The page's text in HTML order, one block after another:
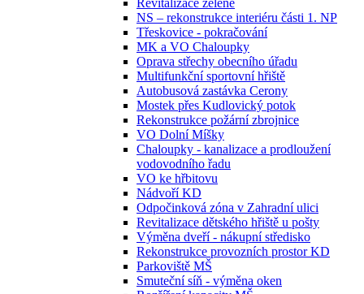
Revitalizace zeleně
NS – rekonstrukce interiéru části 1. NP
Třeskovice - pokračování
MK a VO Chaloupky
Oprava střechy obecního úřadu
Multifunkční sportovní hřiště
Autobusová zastávka Cerony
Mostek přes Kudlovický potok
Rekonstrukce požární zbrojnice
VO Dolní Míšky
Chaloupky - kanalizace a prodloužení
vodovodního řadu
VO ke hřbitovu
Nádvoří KD
Odpočinková zóna v Zahradní ulici
Revitalizace dětského hřiště u pošty
Výměna dveří - nákupní středisko
Rekonstrukce provozních prostor KD
Parkoviště MŠ
Smuteční síň - výměna oken